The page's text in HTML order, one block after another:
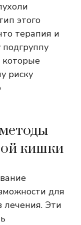
этого
терапия и
риску
кишки
для
лечения. Эти